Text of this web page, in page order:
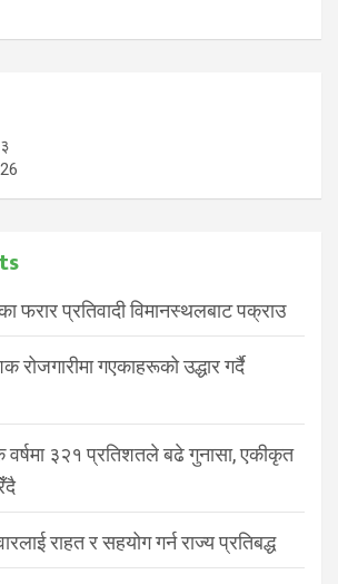
फरार प्रतिवादी विमानस्थलबाट पक्राउ
रोजगारीमा गएकाहरूको उद्धार गर्दै
वर्षमा ३२१ प्रतिशतले बढे गुनासा, एकीकृत
राहत र सहयोग गर्न राज्य प्रतिबद्ध